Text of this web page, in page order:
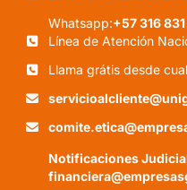
Whatsapp:+57 316
Línea de Atención
Llama grátis desde
Notificaciones